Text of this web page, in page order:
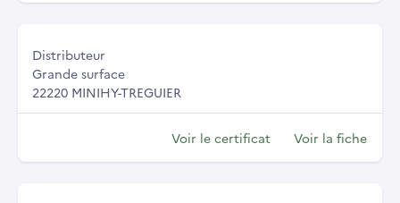
Distributeur
Grande surface
22220 MINIHY-TREGUIER
Voir le certificat Voir la fiche